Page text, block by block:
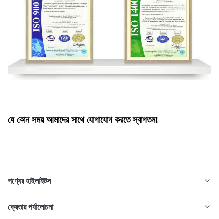
যে কোন সময় আমাদের সাথে যোগাযোগ করতে স্বাগতম!
পণ্যের হাইলাইটস
রাসায়নিক এচিং প্রক্রিয়া দ্বারা নির্মিত উচ্চ নির্ভুলতা অপটিক্যাল এনকোডার ডিস্ক।
ক্রেতার পর্যালোচনা